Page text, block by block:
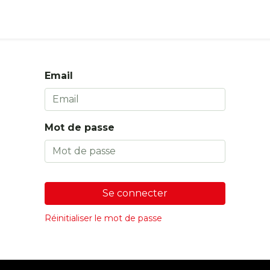
Email
Mot de passe
Se connecter
Réinitialiser le mot de passe